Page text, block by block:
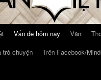
Vấn đề hôm nay Văn
trò chuyện
Trên Facebook/